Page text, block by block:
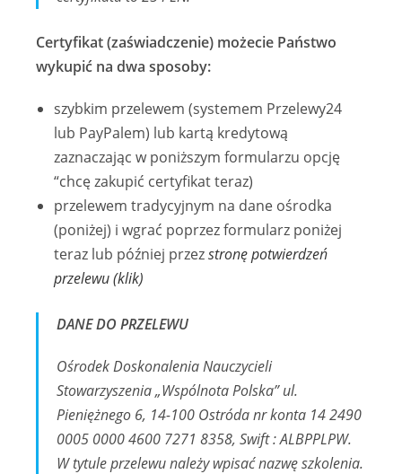
Certyfikat (zaświadczenie) możecie Państwo
wykupić na dwa sposoby:
szybkim przelewem (systemem Przelewy24
lub PayPalem) lub kartą kredytową
zaznaczając w poniższym formularzu opcję
“chcę zakupić certyfikat teraz)
przelewem tradycyjnym na dane ośrodka
(poniżej) i wgrać poprzez formularz poniżej
teraz lub później przezstronę potwierdzeń
przelewu (klik)
DANE DO PRZELEWU
Ośrodek Doskonalenia Nauczycieli
Stowarzyszenia „Wspólnota Polska” ul.
Pieniężnego 6, 14-100 Ostróda nr konta 14 2490
0005 0000 4600 7271 8358, Swift : ALBPPLPW.
W tytule przelewu należy wpisać nazwę szkolenia.